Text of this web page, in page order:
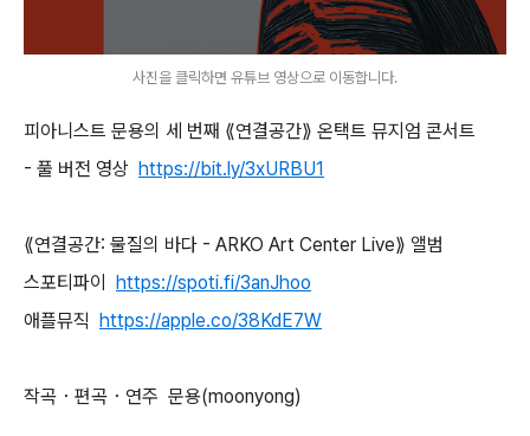
사진을 클릭하면 유튜브 영상으로 이동합니다.
피아니스트 문용의 세 번째 ⟪연결공간⟫ 온택트 뮤지엄 콘서트
- 풀 버전 영상 https://bit.ly/3xURBU1
⟪연결공간: 물질의 바다 - ARKO Art Center Live⟫ 앨범
스포티파이 https://spoti.fi/3anJhoo
애플뮤직 https://apple.co/38KdE7W
작곡・편곡・연주 문용(moonyong)